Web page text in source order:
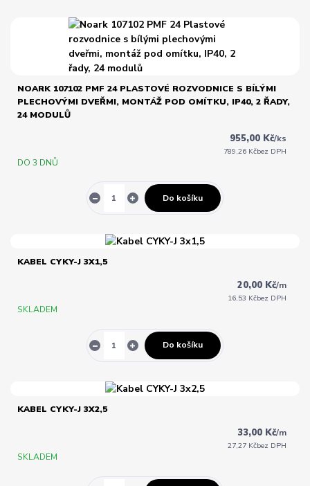
NOARK 107102 PMF 24 PLASTOVÉ ROZVODNICE S BÍLÝMI
PLECHOVÝMI DVEŘMI, MONTÁŽ POD OMÍTKU, IP40, 2 ŘADY,
24 MODULŮ
955,00 Kč/ks
789,26 Kčbez DPH
DO 3 DNŮ
Do košíku
KABEL CYKY-J 3X1,5
20,00 Kč/m
16,53 Kčbez DPH
SKLADEM
Do košíku
KABEL CYKY-J 3X2,5
33,00 Kč/m
27,27 Kčbez DPH
SKLADEM